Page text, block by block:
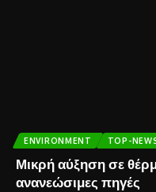
ENVIRONMENT TOP-
Μικρή αύξηση σε
ανανεώσιμες πηγές